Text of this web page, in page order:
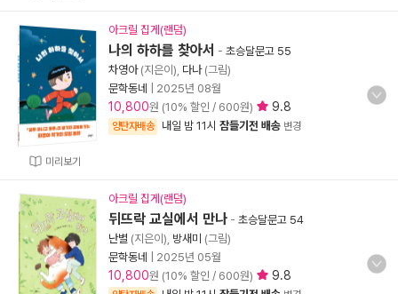
미리보기
아크릴 집게(랜덤)
나의 하하를 찾아서 - 초승달문고 55
차영아(지은이), 다나(그림)
문학동네
2025년 08월
10,800원 (10% 할인 / 600원) 9.8
양탄자배송 내일 밤 11시 잠들기전 배송 변경
아크릴 집게(랜덤)
뒤뜨락 교실에서 만나 - 초승달문고 54
난별 (지은이), 방새미 (그림)
문학동네
2025년 05월
10,800원 (10% 할인 / 600원) 9.8